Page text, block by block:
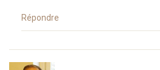
Répondre